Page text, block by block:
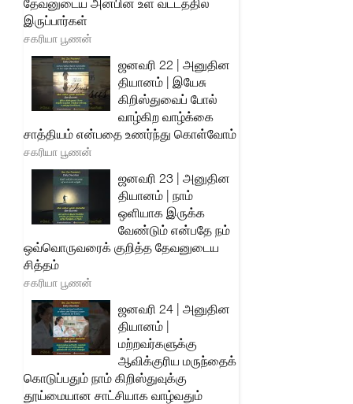
தேவனுடைய அன்பின் உள் வட்டத்தில்
இருப்பார்கள்
சகரியா பூணன்
ஜனவரி 22 | அனுதின
தியானம் | இயேசு
கிறிஸ்துவைப் போல்
வாழ்கிற வாழ்க்கை
சாத்தியம் என்பதை உணர்ந்து கொள்வோம்
சகரியா பூணன்
ஜனவரி 23 | அனுதின
தியானம் | நாம்
ஒளியாக இருக்க
வேண்டும் என்பதே நம்
ஒவ்வொருவரைக் குறித்த தேவனுடைய
சித்தம்
சகரியா பூணன்
ஜனவரி 24 | அனுதின
தியானம் |
மற்றவர்களுக்கு
ஆவிக்குரிய மருந்தைக்
கொடுப்பதும் நாம் கிறிஸ்துவுக்கு
தூய்மையான சாட்சியாக வாழ்வதும்